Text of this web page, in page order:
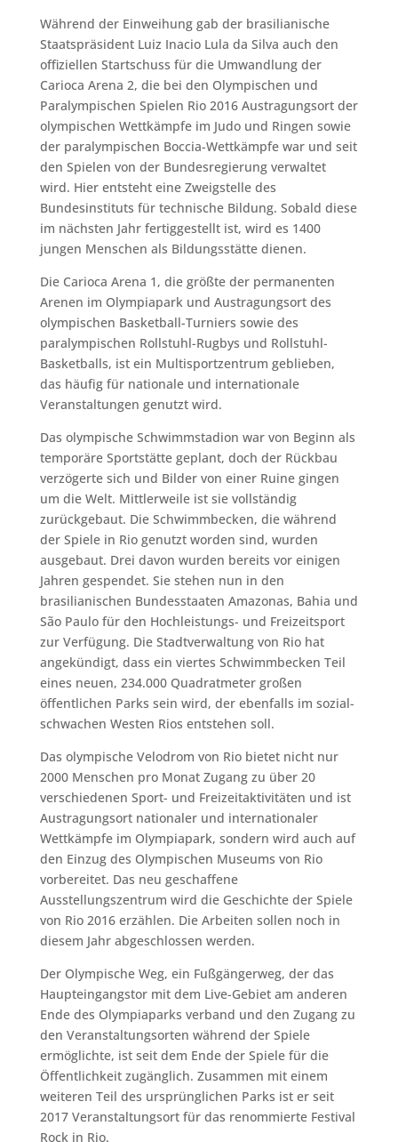
Während der Einweihung gab der brasilianische
Staatspräsident Luiz Inacio Lula da Silva auch den
offiziellen Startschuss für die Umwandlung der
Carioca Arena 2, die bei den Olympischen und
Paralympischen Spielen Rio 2016 Austragungsort der
olympischen Wettkämpfe im Judo und Ringen sowie
der paralympischen Boccia-Wettkämpfe war und seit
den Spielen von der Bundesregierung verwaltet
wird. Hier entsteht eine Zweigstelle des
Bundesinstituts für technische Bildung. Sobald diese
im nächsten Jahr fertiggestellt ist, wird es 1400
jungen Menschen als Bildungsstätte dienen.
Die Carioca Arena 1, die größte der permanenten
Arenen im Olympiapark und Austragungsort des
olympischen Basketball-Turniers sowie des
paralympischen Rollstuhl-Rugbys und Rollstuhl-
Basketballs, ist ein Multisportzentrum geblieben,
das häufig für nationale und internationale
Veranstaltungen genutzt wird.
Das olympische Schwimmstadion war von Beginn als
temporäre Sportstätte geplant, doch der Rückbau
verzögerte sich und Bilder von einer Ruine gingen
um die Welt. Mittlerweile ist sie vollständig
zurückgebaut. Die Schwimmbecken, die während
der Spiele in Rio genutzt worden sind, wurden
ausgebaut. Drei davon wurden bereits vor einigen
Jahren gespendet. Sie stehen nun in den
brasilianischen Bundesstaaten Amazonas, Bahia und
São Paulo für den Hochleistungs- und Freizeitsport
zur Verfügung. Die Stadtverwaltung von Rio hat
angekündigt, dass ein viertes Schwimmbecken Teil
eines neuen, 234.000 Quadratmeter großen
öffentlichen Parks sein wird, der ebenfalls im sozial-
schwachen Westen Rios entstehen soll.
Das olympische Velodrom von Rio bietet nicht nur
2000 Menschen pro Monat Zugang zu über 20
verschiedenen Sport- und Freizeitaktivitäten und ist
Austragungsort nationaler und internationaler
Wettkämpfe im Olympiapark, sondern wird auch auf
den Einzug des Olympischen Museums von Rio
vorbereitet. Das neu geschaffene
Ausstellungszentrum wird die Geschichte der Spiele
von Rio 2016 erzählen. Die Arbeiten sollen noch in
diesem Jahr abgeschlossen werden.
Der Olympische Weg, ein Fußgängerweg, der das
Haupteingangstor mit dem Live-Gebiet am anderen
Ende des Olympiaparks verband und den Zugang zu
den Veranstaltungsorten während der Spiele
ermöglichte, ist seit dem Ende der Spiele für die
Öffentlichkeit zugänglich. Zusammen mit einem
weiteren Teil des ursprünglichen Parks ist er seit
2017 Veranstaltungsort für das renommierte Festival
Rock in Rio.